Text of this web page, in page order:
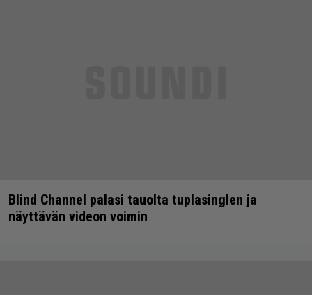
Blind Channel palasi tauolta tuplasinglen ja
näyttävän videon voimin